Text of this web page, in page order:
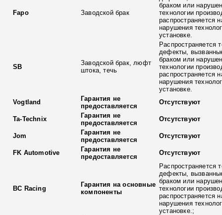
Fapo Заводской брак
браком или
технологии
распространяется
нарушения
установке.
SB
Заводской брак, люфт
штока, течь
Распространяется
дефекты,
браком или
технологии
распространяется
нарушения
установке.
Vogtland
Гарантия не
предоставляется
Отсутствуют
Ta-Technix
Гарантия не
предоставляется
Отсутствуют
Jom
Гарантия не
предоставляется
Отсутствуют
FK Automotive
Гарантия не
предоставляется
Отсутствуют
BC Racing
Гарантия на основные
компоненты
Распространяется
дефекты,
браком или
технологии
распространяется
нарушения
установке.;